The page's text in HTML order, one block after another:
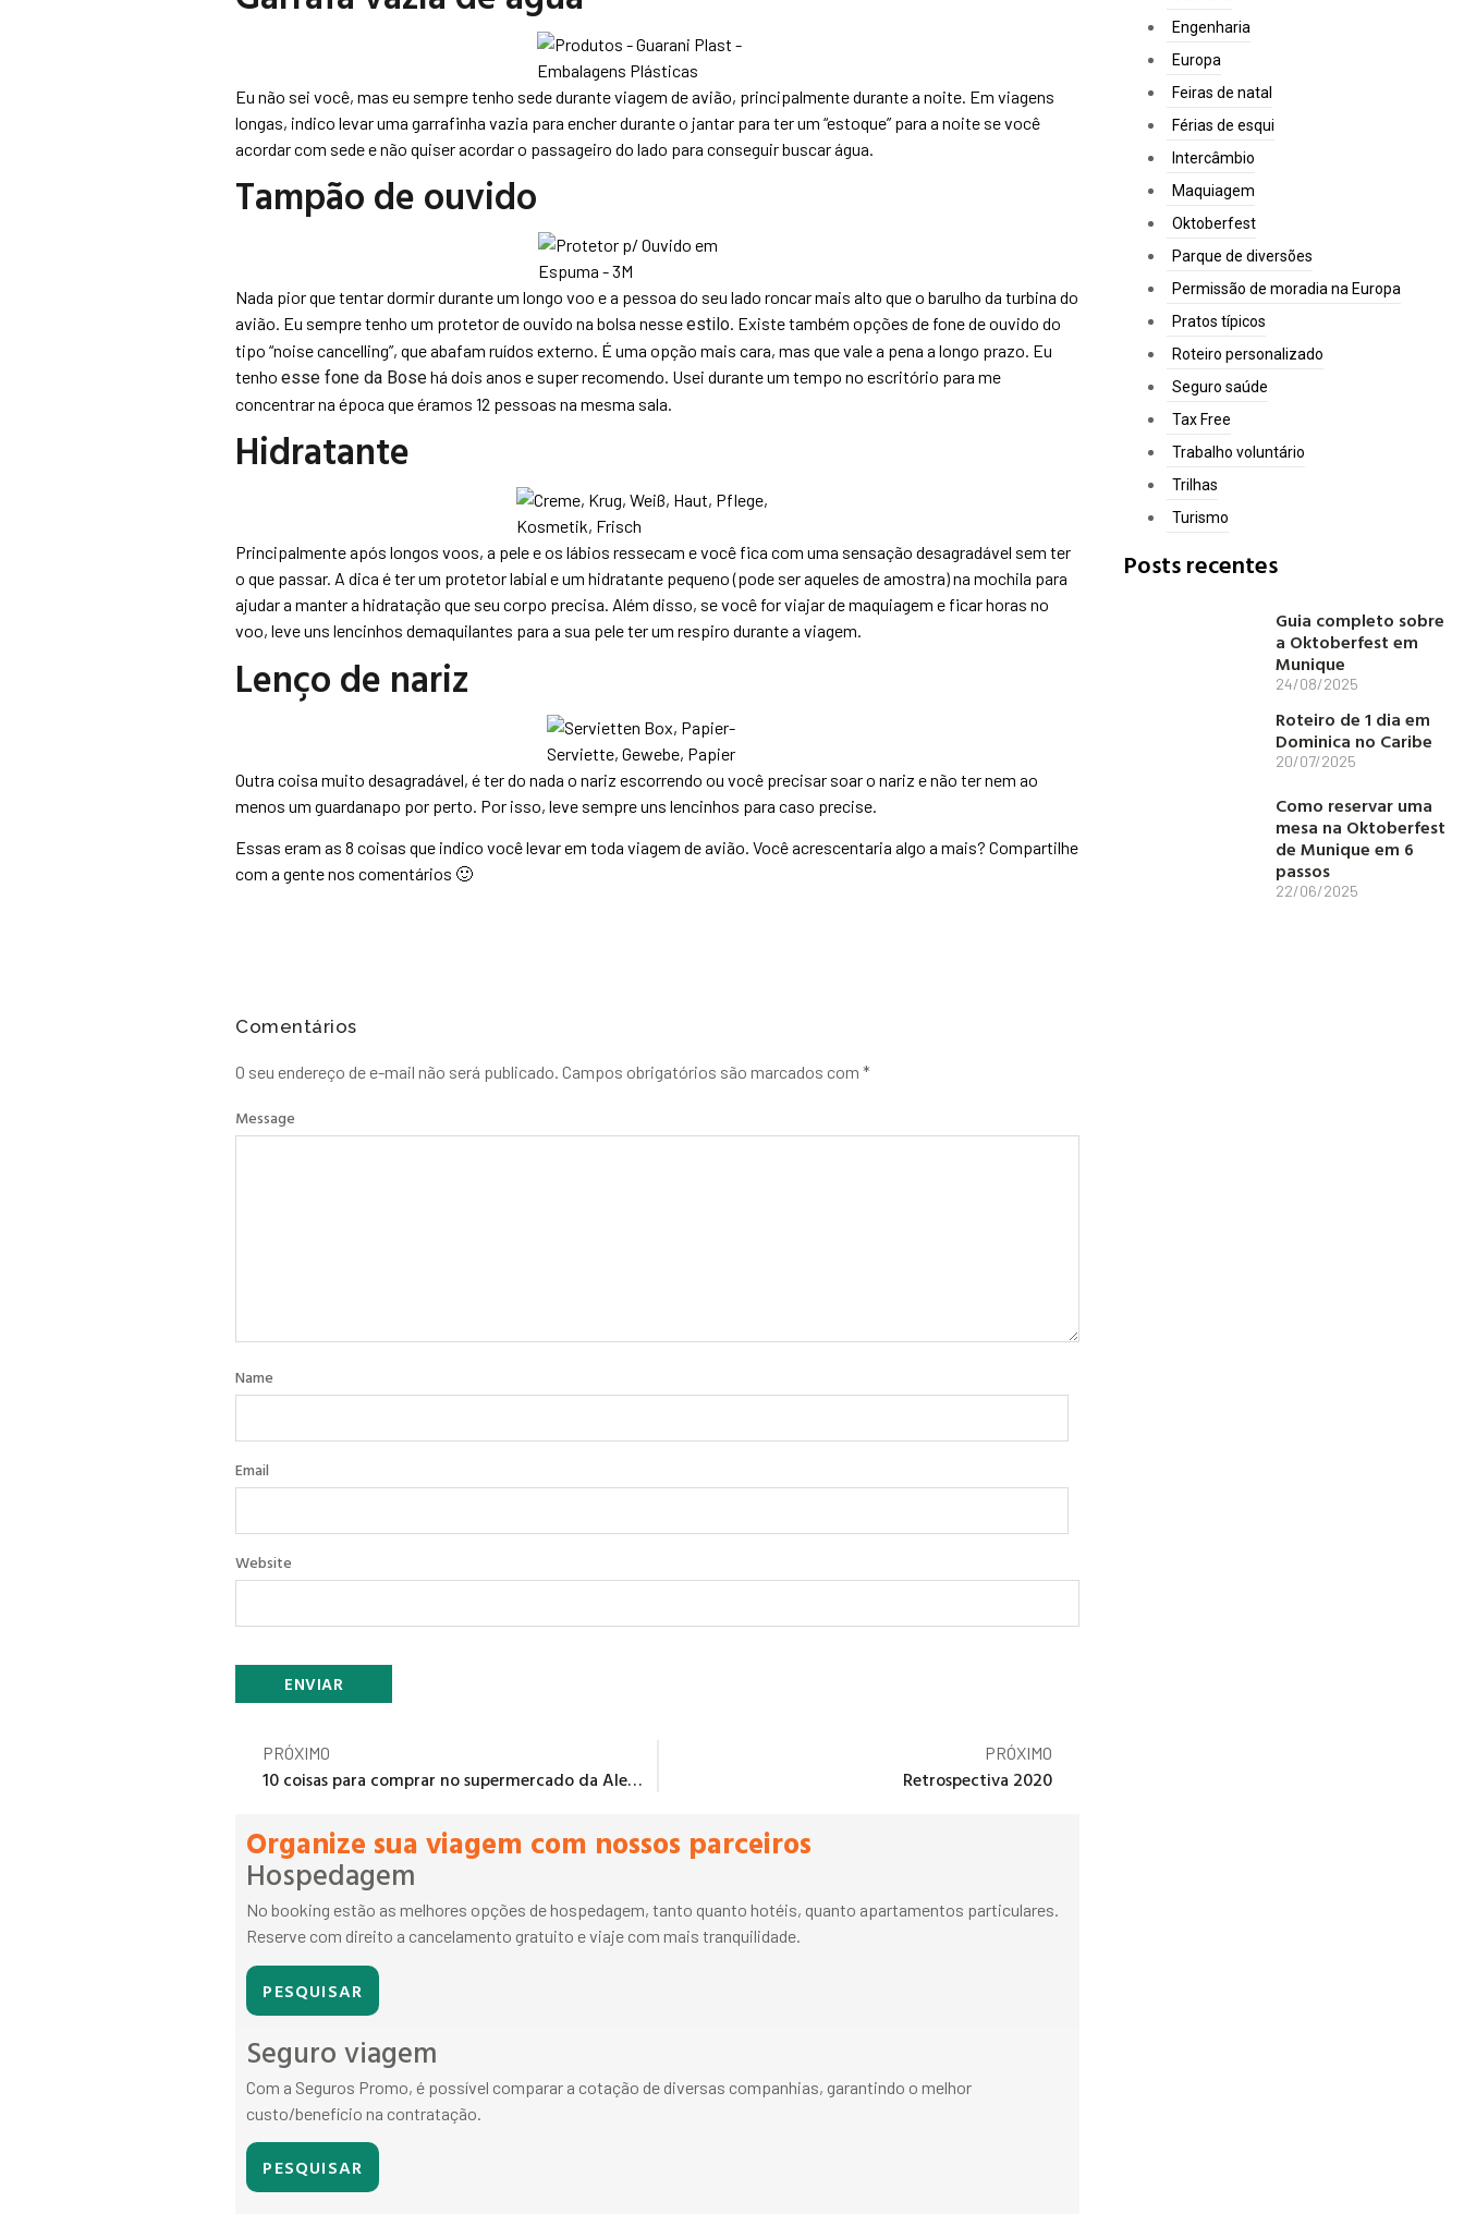
Eu não sei você, mas eu sempre tenho sede durante viagem de avião, principalmente durante a noite. Em viagens
longas, indico levar uma garrafinha vazia para encher durante o jantar para ter um “estoque” para a noite se você
acordar com sede e não quiser acordar o passageiro do lado para conseguir buscar água.
Tampão de ouvido
Nada pior que tentar dormir durante um longo voo e a pessoa do seu lado roncar mais alto que o barulho da turbina do
avião. Eu sempre tenho um protetor de ouvido na bolsa nesseestilo. Existe também opções de fone de ouvido do
tipo “noise cancelling”, que abafam ruídos externo. É uma opção mais cara, mas que vale a pena a longo prazo. Eu
tenhoesse fone da Bosehá dois anos e super recomendo. Usei durante um tempo no escritório para me
concentrar na época que éramos 12 pessoas na mesma sala.
Hidratante
Principalmente após longos voos, a pele e os lábios ressecam e você fica com uma sensação desagradável sem ter
o que passar. A dica é ter um protetor labial e um hidratante pequeno (pode ser aqueles de amostra) na mochila para
ajudar a manter a hidratação que seu corpo precisa. Além disso, se você for viajar de maquiagem e ficar horas no
voo, leve uns lencinhos demaquilantes para a sua pele ter um respiro durante a viagem.
Lenço de nariz
Outra coisa muito desagradável, é ter do nada o nariz escorrendo ou você precisar soar o nariz e não ter nem ao
menos um guardanapo por perto. Por isso, leve sempre uns lencinhos para caso precise.
Essas eram as 8 coisas que indico você levar em toda viagem de avião. Você acrescentaria algo a mais? Compartilhe
com a gente nos comentários 🙂
Comentários
O seu endereço de e-mail não será publicado. Campos obrigatórios são marcados com*
Message
Name
Email
Website
PRÓXIMO
10 coisas para comprar no supermercado da Alemanha
PRÓXIMO
Retrospectiva 2020
Organize sua viagem com nossos parceiros
Hospedagem
No booking estão as melhores opções de hospedagem, tanto quanto hotéis, quanto apartamentos particulares.
Reserve com direito a cancelamento gratuito e viaje com mais tranquilidade.
PESQUISAR
Seguro viagem
Com a Seguros Promo, é possível comparar a cotação de diversas companhias, garantindo o melhor
custo/benefício na contratação.
PESQUISAR
Engenharia
Europa
Feiras de natal
Férias de esqui
Intercâmbio
Maquiagem
Oktoberfest
Parque de diversões
Permissão de moradia na Europa
Pratos típicos
Roteiro personalizado
Seguro saúde
Tax Free
Trabalho voluntário
Trilhas
Turismo
Posts recentes
Guia completo sobre
a Oktoberfest em
Munique
24/08/2025
Roteiro de 1 dia em
Dominica no Caribe
20/07/2025
Como reservar uma
mesa na Oktoberfest
de Munique em 6
passos
22/06/2025